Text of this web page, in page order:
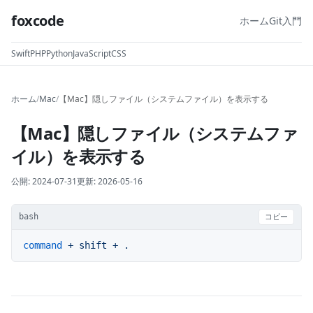
foxcode ホームGit入門
SwiftPHPPythonJavaScriptCSS
ホーム/Mac/ 【Mac】隠しファイル（システムファイル）を表示する
【Mac】隠しファイル（システムファ
イル）を表示する
公開:2024-07-31更新:2026-05-16
bash コピー
command + shift + .